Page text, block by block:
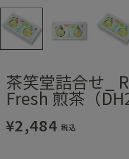
茶笑堂詰合せ_
Fresh 煎茶（
¥2,484 税込